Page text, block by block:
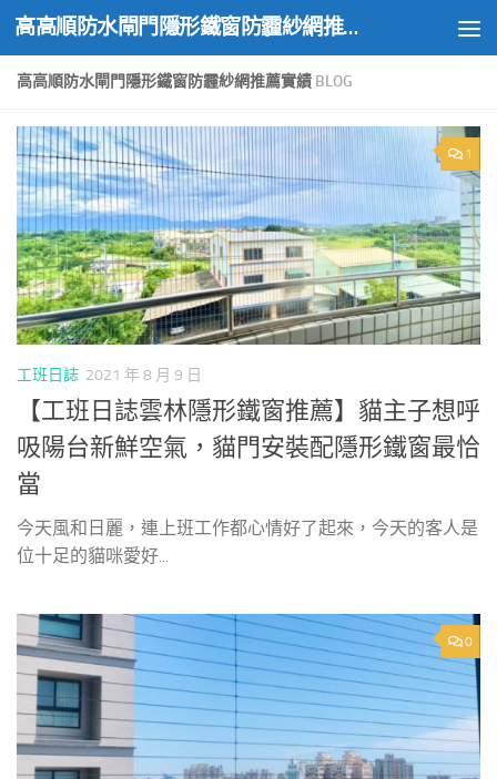
Skip to content 高高順防水閘門隱形鐵窗防霾紗網推薦實績
高高順防水閘門隱形鐵窗防霾紗網推薦實績 BLOG
1
工班日誌 2021 年 8 月 9 日
【工班日誌雲林隱形鐵窗推薦】貓主子想呼
吸陽台新鮮空氣，貓門安裝配隱形鐵窗最恰
當
今天風和日麗，連上班工作都心情好了起來，今天的客人是
位十足的貓咪愛好...
0